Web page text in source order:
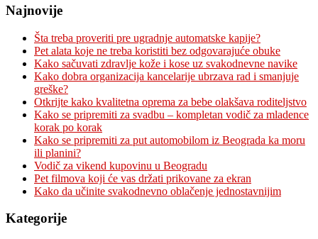
Najnovije
Šta treba proveriti pre ugradnje automatske kapije?
Pet alata koje ne treba koristiti bez odgovarajuće obuke
Kako sačuvati zdravlje kože i kose uz svakodnevne navike
Kako dobra organizacija kancelarije ubrzava rad i smanjuje
greške?
Otkrijte kako kvalitetna oprema za bebe olakšava roditeljstvo
Kako se pripremiti za svadbu – kompletan vodič za mladence
korak po korak
Kako se pripremiti za put automobilom iz Beograda ka moru
ili planini?
Vodič za vikend kupovinu u Beogradu
Pet filmova koji će vas držati prikovane za ekran
Kako da učinite svakodnevno oblačenje jednostavnijim
Kategorije